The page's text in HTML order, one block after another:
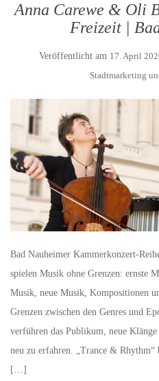
Anna Carewe & Oli
Freizeit |
Veröffentlicht am 17. April
Stadtmarketing
Bad Nauheimer Kammerkonzert-
spielen Musik ohne Grenzen: ernste
Musik, neue Musik, Kompositionen
Grenzen zwischen den Genres und
verführen das Publikum, neue
neu zu erfahren. „Trance & Rhythm“
[…]